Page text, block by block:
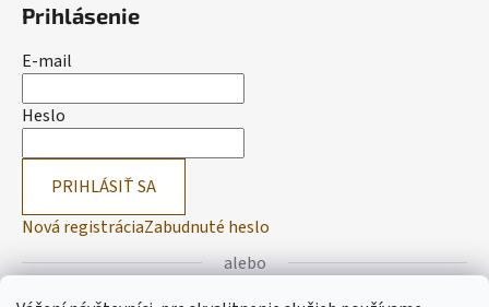
Prihlásenie
E-mail
Heslo
PRIHLÁSIŤ SA
Nová registráciaZabudnuté heslo
alebo